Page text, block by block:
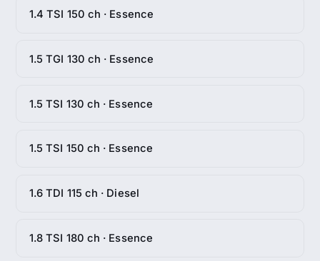
1.4 TSI 150 ch · Essence
1.5 TGI 130 ch · Essence
1.5 TSI 130 ch · Essence
1.5 TSI 150 ch · Essence
1.6 TDI 115 ch · Diesel
1.8 TSI 180 ch · Essence